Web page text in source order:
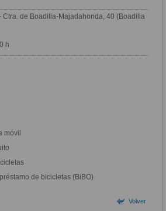
Ctra. de Boadilla-Majadahonda, 40 (Boadilla
h
móvil
de bicicletas (BiBO)
Volver